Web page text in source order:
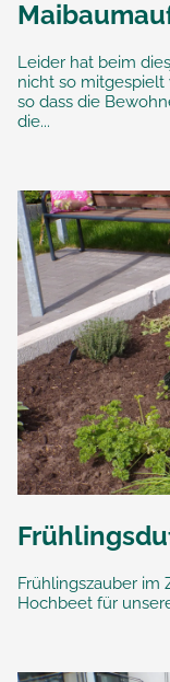
Leider hat beim
nicht so mitgespielt
so dass die
die...
Frühlingszauber im
Hochbeet für